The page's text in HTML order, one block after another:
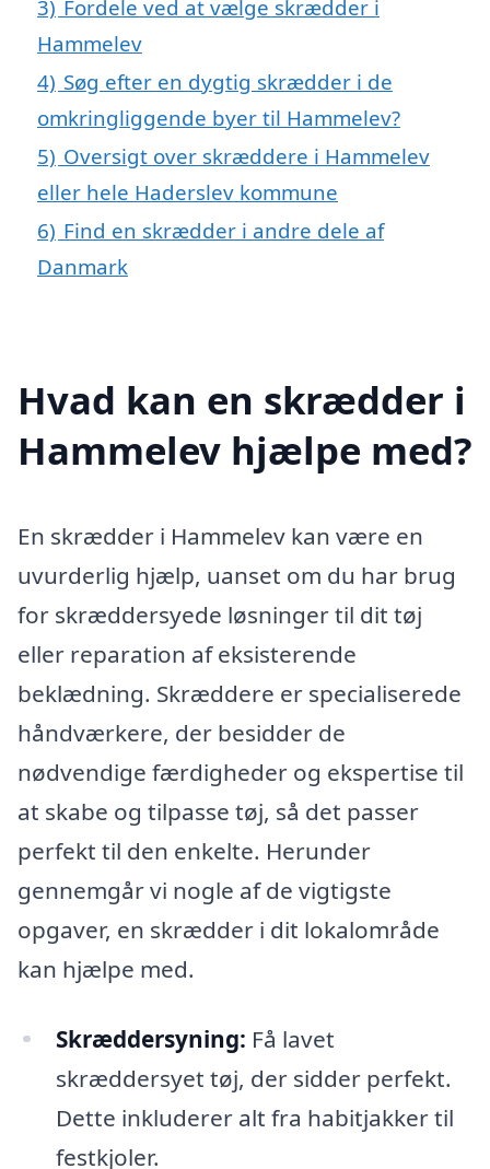
3) Fordele ved at vælge skrædder i
Hammelev
4) Søg efter en dygtig skrædder i de
omkringliggende byer til Hammelev?
5) Oversigt over skræddere i Hammelev
eller hele Haderslev kommune
6) Find en skrædder i andre dele af
Danmark
Hvad kan en skrædder i
Hammelev hjælpe med?
En skrædder i Hammelev kan være en
uvurderlig hjælp, uanset om du har brug
for skræddersyede løsninger til dit tøj
eller reparation af eksisterende
beklædning. Skræddere er specialiserede
håndværkere, der besidder de
nødvendige færdigheder og ekspertise til
at skabe og tilpasse tøj, så det passer
perfekt til den enkelte. Herunder
gennemgår vi nogle af de vigtigste
opgaver, en skrædder i dit lokalområde
kan hjælpe med.
Skræddersyning: Få lavet
skræddersyet tøj, der sidder perfekt.
Dette inkluderer alt fra habitjakker til
festkjoler.